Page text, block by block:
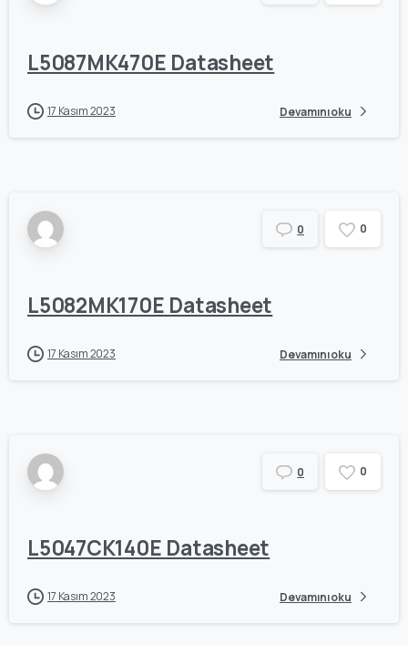
L5087MK470E Datasheet
17 Kasım 2023 Devamını oku
0 0
L5082MK170E Datasheet
17 Kasım 2023 Devamını oku
0 0
L5047CK140E Datasheet
17 Kasım 2023 Devamını oku